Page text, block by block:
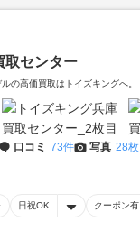
取センター
の高価買取はトイズキングへ。‎
口コミ 73件 写真 28枚
日祝OK クーポン有